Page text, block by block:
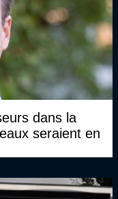
dans la
seraient en